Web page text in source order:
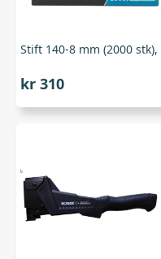
kr 310